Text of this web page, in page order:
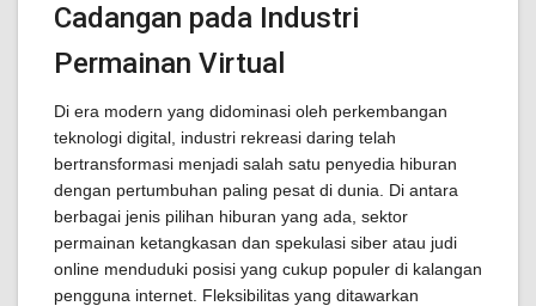
Cadangan pada Industri
Permainan Virtual
Di era modern yang didominasi oleh perkembangan
teknologi digital, industri rekreasi daring telah
bertransformasi menjadi salah satu penyedia hiburan
dengan pertumbuhan paling pesat di dunia. Di antara
berbagai jenis pilihan hiburan yang ada, sektor
permainan ketangkasan dan spekulasi siber atau judi
online menduduki posisi yang cukup populer di kalangan
pengguna internet. Fleksibilitas yang ditawarkan